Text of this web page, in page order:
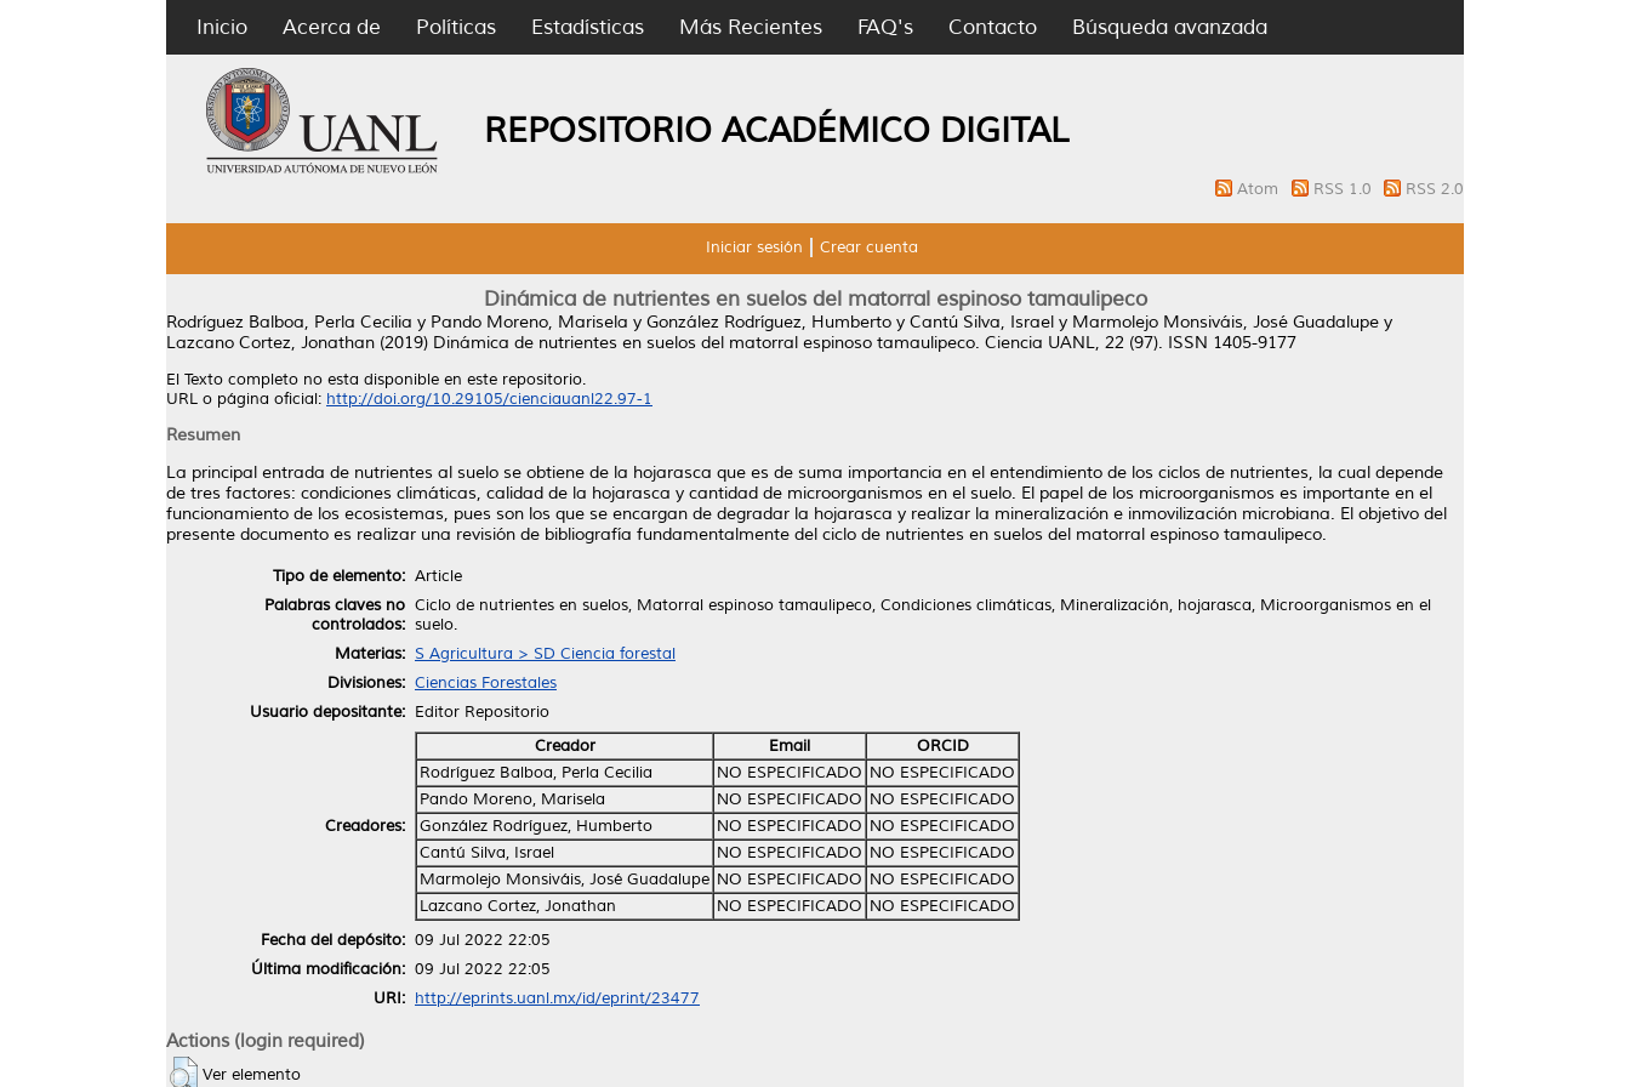
Inicio Acerca de Políticas Estadísticas Más Recientes FAQ's Contacto Búsqueda avanzada
REPOSITORIO ACADÉMICO DIGITAL
Atom RSS 1.0 RSS 2.0
Iniciar sesión Crear cuenta
Dinámica de nutrientes en suelos del matorral espinoso tamaulipeco
Rodríguez Balboa, Perla Cecilia y Pando Moreno, Marisela y González Rodríguez, Humberto y Cantú Silva, Israel y Marmolejo Monsiváis, José Guadalupe y
Lazcano Cortez, Jonathan (2019) Dinámica de nutrientes en suelos del matorral espinoso tamaulipeco. Ciencia UANL, 22 (97). ISSN 1405-9177
El Texto completo no esta disponible en este repositorio.
URL o página oficial: http://doi.org/10.29105/cienciauanl22.97-1
Resumen
La principal entrada de nutrientes al suelo se obtiene de la hojarasca que es de suma importancia en el entendimiento de los ciclos de nutrientes, la cual depende
de tres factores: condiciones climáticas, calidad de la hojarasca y cantidad de microorganismos en el suelo. El papel de los microorganismos es importante en el
funcionamiento de los ecosistemas, pues son los que se encargan de degradar la hojarasca y realizar la mineralización e inmovilización microbiana. El objetivo del
presente documento es realizar una revisión de bibliografía fundamentalmente del ciclo de nutrientes en suelos del matorral espinoso tamaulipeco.
Tipo de elemento: Article
Palabras claves no
controlados:
Ciclo de nutrientes en suelos, Matorral espinoso tamaulipeco, Condiciones climáticas, Mineralización, hojarasca, Microorganismos en el
suelo.
Materias: S Agricultura > SD Ciencia forestal
Divisiones: Ciencias Forestales
Usuario depositante: Editor Repositorio
Creadores:
Creador Email
ORCID
Rodríguez Balboa, Perla Cecilia
NO ESPECIFICADO NO ESPECIFICADO
Pando Moreno, Marisela
NO ESPECIFICADO NO ESPECIFICADO
González Rodríguez, Humberto
NO ESPECIFICADO NO ESPECIFICADO
Cantú Silva, Israel
NO ESPECIFICADO NO ESPECIFICADO
Marmolejo Monsiváis, José Guadalupe NO ESPECIFICADO NO ESPECIFICADO
Lazcano Cortez, Jonathan
NO ESPECIFICADO NO ESPECIFICADO
Fecha del depósito: 09 Jul 2022 22:05
Última modificación: 09 Jul 2022 22:05
URI: http://eprints.uanl.mx/id/eprint/23477
Actions (login required)
Ver elemento